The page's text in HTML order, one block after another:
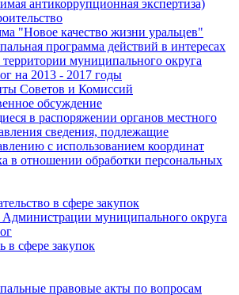
антикоррупционная экспертиза)
"Новое качество жизни уральцев"
программа действий в интересах
территории муниципального округа
на 2013 - 2017 годы
Советов и Комиссий
обсуждение
в распоряжении органов местного
сведения, подлежащие
с использованием координат
в отношении обработки персональных
в сфере закупок
Администрации муниципального округа
в сфере закупок
правовые акты по вопросам